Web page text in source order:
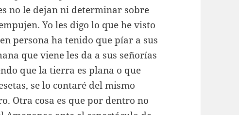
no le dejan ni determinar sobre
Yo les digo lo que he visto
persona ha tenido que píar a sus
que viene les da a sus señorías
que la tierra es plana o que
se lo contaré del mismo
Otra cosa es que por dentro no